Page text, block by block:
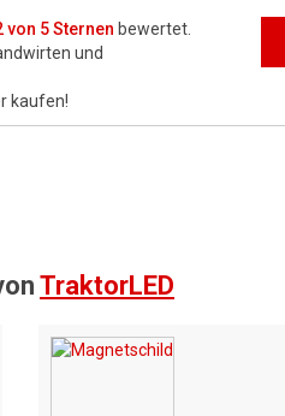
von 5 Sternen bewertet.
und
kaufen!
TraktorLED